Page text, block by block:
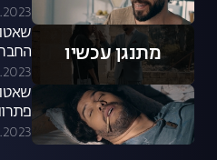
מתנגן עכשיו